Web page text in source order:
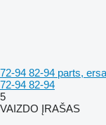
72-94 82-94 parts,
72-94 82-94
5
VAIZDO ĮRAŠAS